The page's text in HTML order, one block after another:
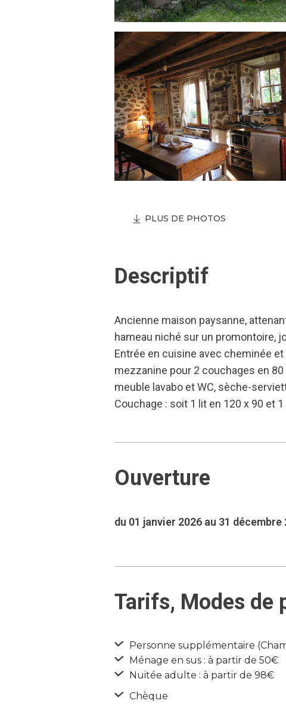
PLUS DE PHOTOS
Descriptif
Ancienne maison paysanne,
hameau niché sur un promontoire,
Entrée en cuisine avec cheminée
mezzanine pour 2 couchages en
meuble lavabo et WC, sèche-
Couchage : soit 1 lit en 120 x 90 et
Ouverture
du 01 janvier 2026 au 31 décembre
Tarifs, Modes de
Personne supplémentaire
Ménage en sus : à partir de 50€
Nuitée adulte : à partir de 98€
Chèque